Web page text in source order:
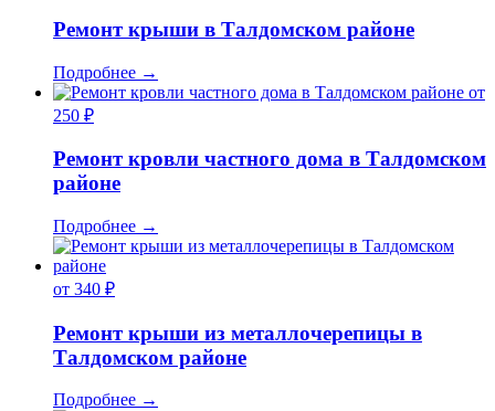
Ремонт крыши в Талдомском районе
Подробнее →
от
250 ₽
Ремонт кровли частного дома в Талдомском
районе
Подробнее →
от 340 ₽
Ремонт крыши из металлочерепицы в
Талдомском районе
Подробнее →